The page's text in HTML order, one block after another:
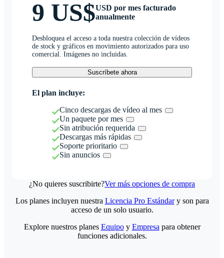
9 US$USD por mes facturado
anualmente
Desbloquea el acceso a toda nuestra colección de vídeos
de stock y gráficos en movimiento autorizados para uso
comercial. Imágenes no incluidas.
Suscríbete ahora
El plan incluye:
Cinco descargas de vídeo al mes
Un paquete por mes
Sin atribución requerida
Descargas más rápidas
Soporte prioritario
Sin anuncios
¿No quieres suscribirte?Ver más opciones de compra
Los planes incluyen nuestra Licencia Pro Estándary son para
acceso de un solo usuario.
Explore nuestros planes Equipoy Empresa para obtener
funciones adicionales.